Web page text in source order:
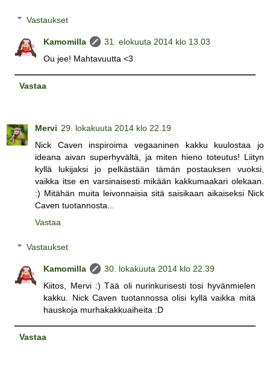
Vastaukset
Kamomilla
31. elokuuta 2014 klo 13.03
Ou jee! Mahtavuutta <3
Vastaa
Mervi 29. lokakuuta 2014 klo 22.19
Nick Caven inspiroima vegaaninen kakku kuulostaa jo
ideana aivan superhyvältä, ja miten hieno toteutus! Liityn
kyllä lukijaksi jo pelkästään tämän postauksen vuoksi,
vaikka itse en varsinaisesti mikään kakkumaakari olekaan.
:) Mitähän muita leivonnaisia sitä saisikaan aikaiseksi Nick
Caven tuotannosta...
Vastaa
Vastaukset
Kamomilla
30. lokakuuta 2014 klo 22.39
Kiitos, Mervi :) Tää oli nurinkurisesti tosi hyvänmielen
kakku. Nick Caven tuotannossa olisi kyllä vaikka mitä
hauskoja murhakakkuaiheita :D
Vastaa